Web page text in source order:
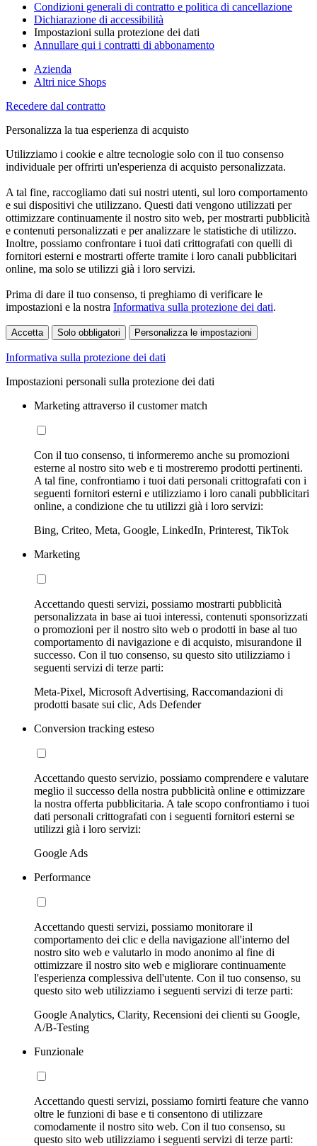
Condizioni generali di contratto e politica di cancellazione
Dichiarazione di accessibilità
Impostazioni sulla protezione dei dati
Annullare qui i contratti di abbonamento
Azienda
Altri nice Shops
Recedere dal contratto
Personalizza la tua esperienza di acquisto
Utilizziamo i cookie e altre tecnologie solo con il tuo consenso
individuale per offrirti un'esperienza di acquisto personalizzata.
A tal fine, raccogliamo dati sui nostri utenti, sul loro comportamento
e sui dispositivi che utilizzano. Questi dati vengono utilizzati per
ottimizzare continuamente il nostro sito web, per mostrarti pubblicità
e contenuti personalizzati e per analizzare le statistiche di utilizzo.
Inoltre, possiamo confrontare i tuoi dati crittografati con quelli di
fornitori esterni e mostrarti offerte tramite i loro canali pubblicitari
online, ma solo se utilizzi già i loro servizi.
Prima di dare il tuo consenso, ti preghiamo di verificare le
impostazioni e la nostra Informativa sulla protezione dei dati.
Accetta Solo obbligatori Personalizza le impostazioni
Informativa sulla protezione dei dati
Impostazioni personali sulla protezione dei dati
Marketing attraverso il customer match
Con il tuo consenso, ti informeremo anche su promozioni
esterne al nostro sito web e ti mostreremo prodotti pertinenti.
A tal fine, confrontiamo i tuoi dati personali crittografati con i
seguenti fornitori esterni e utilizziamo i loro canali pubblicitari
online, a condizione che tu utilizzi già i loro servizi:
Bing, Criteo, Meta, Google, LinkedIn, Printerest, TikTok
Marketing
Accettando questi servizi, possiamo mostrarti pubblicità
personalizzata in base ai tuoi interessi, contenuti sponsorizzati
o promozioni per il nostro sito web o prodotti in base al tuo
comportamento di navigazione e di acquisto, misurandone il
successo. Con il tuo consenso, su questo sito utilizziamo i
seguenti servizi di terze parti:
Meta-Pixel, Microsoft Advertising, Raccomandazioni di
prodotti basate sui clic, Ads Defender
Conversion tracking esteso
Accettando questo servizio, possiamo comprendere e valutare
meglio il successo della nostra pubblicità online e ottimizzare
la nostra offerta pubblicitaria. A tale scopo confrontiamo i tuoi
dati personali crittografati con i seguenti fornitori esterni se
utilizzi già i loro servizi:
Google Ads
Performance
Accettando questi servizi, possiamo monitorare il
comportamento dei clic e della navigazione all'interno del
nostro sito web e valutarlo in modo anonimo al fine di
ottimizzare il nostro sito web e migliorare continuamente
l'esperienza complessiva dell'utente. Con il tuo consenso, su
questo sito web utilizziamo i seguenti servizi di terze parti:
Google Analytics, Clarity, Recensioni dei clienti su Google,
A/B-Testing
Funzionale
Accettando questi servizi, possiamo fornirti feature che vanno
oltre le funzioni di base e ti consentono di utilizzare
comodamente il nostro sito web. Con il tuo consenso, su
questo sito web utilizziamo i seguenti servizi di terze parti: